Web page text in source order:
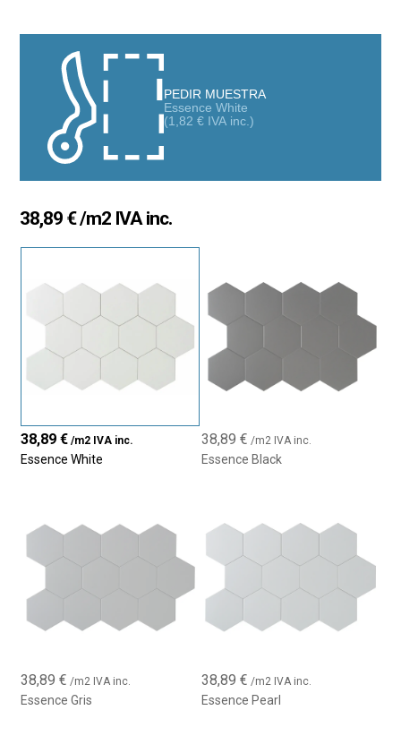
PEDIR MUESTRA
Essence White
(1,82 € IVA inc.)
38,89 €/m2 IVA inc.
38,89€ /m2 IVA inc.
Essence White
38,89 € /m2 IVA inc.
Essence Black
38,89€ /m2 IVA inc.
Essence Gris
38,89 € /m2 IVA inc.
Essence Pearl